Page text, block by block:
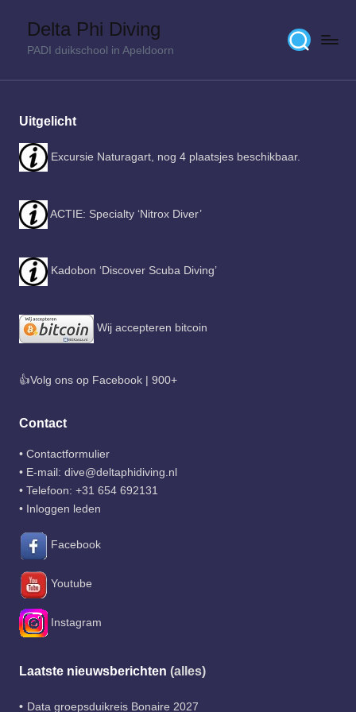
Delta Phi Diving
PADI duikschool in Apeldoorn
Uitgelicht
Excursie Naturagart, nog 4 plaatsjes beschikbaar.
ACTIE: Specialty ‘Nitrox Diver’
Kadobon ‘Discover Scuba Diving’
Wij accepteren bitcoin
👍Volg ons op Facebook | 900+
Contact
• Contactformulier
• E-mail: dive@deltaphidiving.nl
• Telefoon: +31 654 692131
• Inloggen leden
Facebook
Youtube
Instagram
Laatste nieuwsberichten (alles)
Data groepsduikreis Bonaire 2027